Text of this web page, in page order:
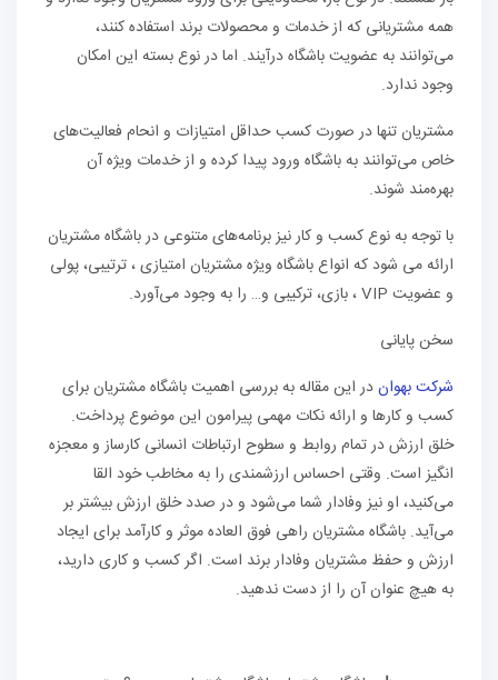
همه مشتریانی که از خدمات و محصولات برند استفاده کنند،
می‌توانند به عضویت باشگاه درآیند. اما در نوع بسته این امکان
وجود ندارد.
مشتریان تنها در صورت کسب حداقل امتیازات و انحام فعالیت‌های
خاص می‌توانند به باشگاه ورود پیدا کرده و از خدمات ویژه آن
بهره‌مند شوند.
با توجه به نوع کسب و کار نیز برنامه‌های متنوعی در باشگاه مشتریان
ارائه می‌ شود که انواع باشگاه ویژه مشتریان امتیازی ، ترتیبی، پولی
و عضویت VIP ، بازی، ترکیبی و… را به وجود می‌آورد.
سخن پایانی
شرکت بهواندر این مقاله به بررسی اهمیت باشگاه مشتریان برای
کسب و کارها و ارائه نکات مهمی پیرامون این موضوع پرداخت.
خلق ارزش در تمام روابط و سطوح ارتباطات انسانی کارساز و معجزه
انگیز است. وقتی احساس ارزشمندی را به مخاطب خود القا
می‌کنید، او نیز وفادار شما می‌شود و در صدد خلق ارزش بیشتر بر
می‌آید. باشگاه مشتریان راهی فوق العاده موثر و کارآمد برای ایجاد
ارزش و حفظ مشتریان وفادار برند است. اگر کسب و کاری دارید،
به هیچ عنوان آن را از دست ندهید.